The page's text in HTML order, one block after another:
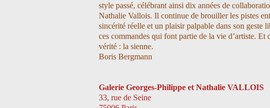
style passé, célébrant ainsi dix années de
Nathalie Vallois. Il continue de brouiller les pistes
sincérité réelle et un plaisir palpable dans son geste
ces commandes qui font partie de la vie d’artiste. Et
vérité : la sienne.
Boris Bergmann
Galerie Georges-Philippe et Nathalie VALLOIS
33, rue de Seine